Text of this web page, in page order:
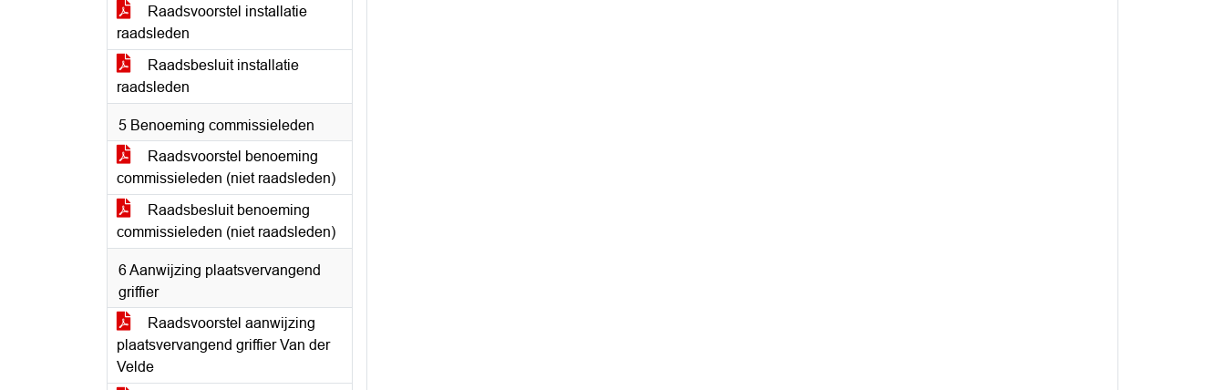
Raadsvoorstel installatie
raadsleden
Raadsbesluit installatie
raadsleden
5 Benoeming commissieleden
Raadsvoorstel benoeming
commissieleden (niet raadsleden)
Raadsbesluit benoeming
commissieleden (niet raadsleden)
6 Aanwijzing plaatsvervangend
griffier
Raadsvoorstel aanwijzing
plaatsvervangend griffier Van der
Velde